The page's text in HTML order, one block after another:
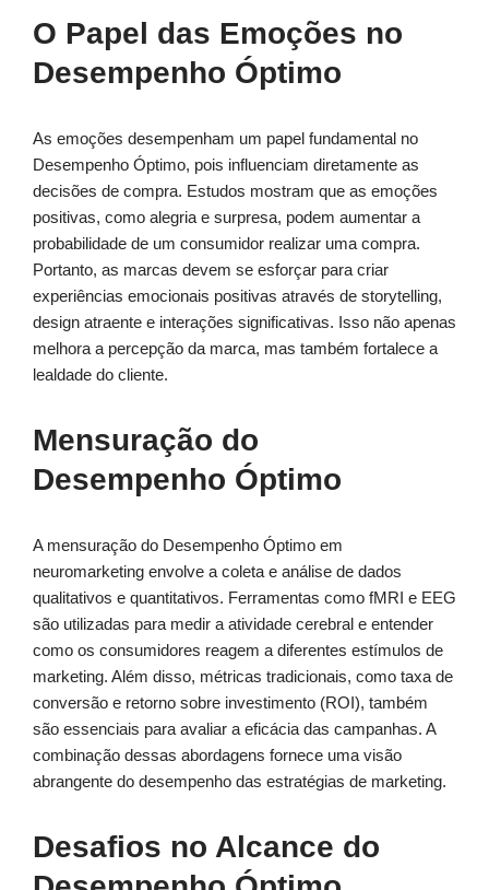
O Papel das Emoções no
Desempenho Óptimo
As emoções desempenham um papel fundamental no
Desempenho Óptimo, pois influenciam diretamente as
decisões de compra. Estudos mostram que as emoções
positivas, como alegria e surpresa, podem aumentar a
probabilidade de um consumidor realizar uma compra.
Portanto, as marcas devem se esforçar para criar
experiências emocionais positivas através de storytelling,
design atraente e interações significativas. Isso não apenas
melhora a percepção da marca, mas também fortalece a
lealdade do cliente.
Mensuração do
Desempenho Óptimo
A mensuração do Desempenho Óptimo em
neuromarketing envolve a coleta e análise de dados
qualitativos e quantitativos. Ferramentas como fMRI e EEG
são utilizadas para medir a atividade cerebral e entender
como os consumidores reagem a diferentes estímulos de
marketing. Além disso, métricas tradicionais, como taxa de
conversão e retorno sobre investimento (ROI), também
são essenciais para avaliar a eficácia das campanhas. A
combinação dessas abordagens fornece uma visão
abrangente do desempenho das estratégias de marketing.
Desafios no Alcance do